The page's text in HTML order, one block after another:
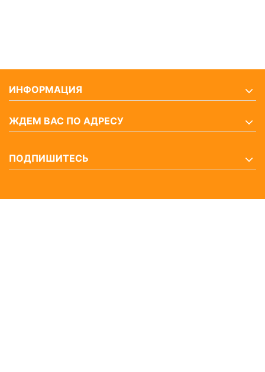
ИНФОРМАЦИЯ
ЖДЕМ ВАС ПО АДРЕСУ
ПОДПИШИТЕСЬ